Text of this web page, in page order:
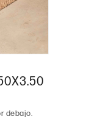
debajo.